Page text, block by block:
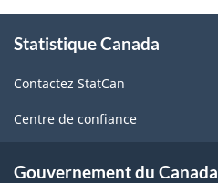
l'Amérique
du
Nord
(SCIAN)
-
propos
ce
site
Statistique Canada
Contactez StatCan
Centre de confiance
Gouvernement du Canada